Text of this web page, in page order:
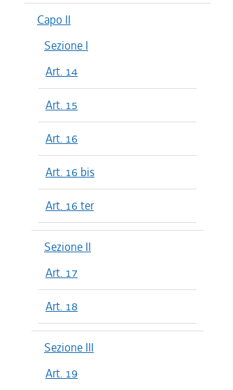
Capo II
Sezione I
Art. 14
Art. 15
Art. 16
Art. 16 bis
Art. 16 ter
Sezione II
Art. 17
Art. 18
Sezione III
Art. 19